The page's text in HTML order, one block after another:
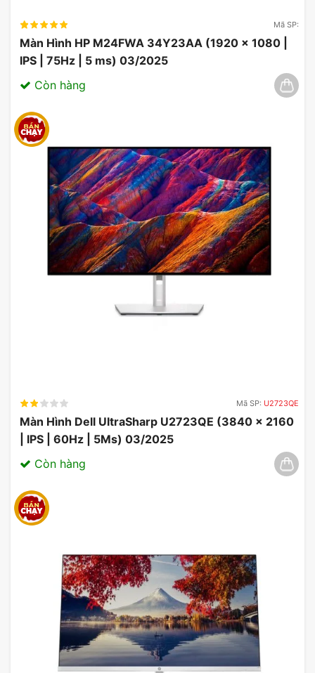
Thiết kế & tính năng
Thiết kế viền siêu mỏng của ViewSonic VX2479-
HD-PRO tạo cảm giác hấp dẫn và hiện đại. Đèn
nền LED giúp tiết kiệm điện năng và tạo điểm
nhấn cho không gian làm việc hoặc chơi game của
Công nghệ Eye Care
Màn hình ViewSonic VX2479-HD-PRO được trang
bị công nghệ bảo vệ mắt Flicker-Free và Blue Light
Filter, giúp giảm thiểu mỏi mắt và căng thẳng khi
sử dụng trong thời gian dài.
Mã SP:
Màn Hình HP M24FWA 34Y23AA (1920 x 1080 |
IPS | 75Hz | 5 ms) 03/2025
Còn hàng
Mã SP: U2723QE
Màn Hình Dell UltraSharp U2723QE (3840 x 2160
| IPS | 60Hz | 5Ms) 03/2025
Còn hàng